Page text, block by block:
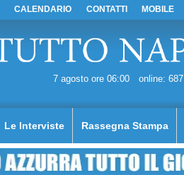
CALENDARIO CONTATTI MOBILE
7 agosto ore 06:00 online: 687
Le Interviste Rassegna Stampa